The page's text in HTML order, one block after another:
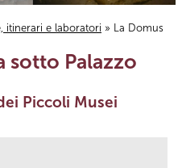
itinerari e laboratori » La Domus
sotto Palazzo
Piccoli Musei